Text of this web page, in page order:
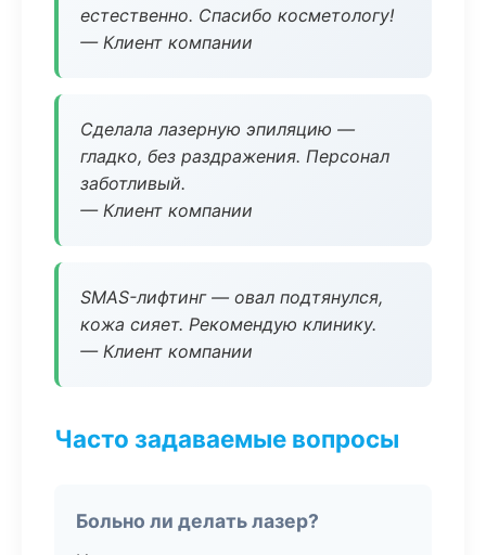
естественно. Спасибо косметологу!
— Клиент компании
Сделала лазерную эпиляцию —
гладко, без раздражения. Персонал
заботливый.
— Клиент компании
SMAS-лифтинг — овал подтянулся,
кожа сияет. Рекомендую клинику.
— Клиент компании
Часто задаваемые вопросы
Больно ли делать лазер?